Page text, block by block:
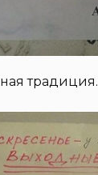
традиция.